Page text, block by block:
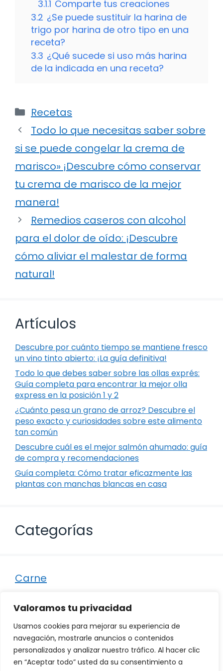
Valoramos tu privacidad
Usamos cookies para mejorar su experiencia de
navegación, mostrarle anuncios o contenidos
personalizados y analizar nuestro tráfico. Al hacer clic
en “Aceptar todo” usted da su consentimiento a
3.1.1 Comparte tus creaciones
3.2 ¿Se puede sustituir la harina de
trigo por harina de otro tipo en una
receta?
3.3 ¿Qué sucede si uso más harina
de la indicada en una receta?
Categorías
Recetas
Todo lo que necesitas saber sobre
si se puede congelar la crema de
marisco» ¡Descubre cómo conservar
tu crema de marisco de la mejor
manera!
Remedios caseros con alcohol
para el dolor de oído: ¡Descubre
cómo aliviar el malestar de forma
natural!
Artículos
Descubre por cuánto tiempo se mantiene fresco
un vino tinto abierto: ¡La guía definitiva!
Todo lo que debes saber sobre las ollas exprés:
Guía completa para encontrar la mejor olla
express en la posición 1 y 2
¿Cuánto pesa un grano de arroz? Descubre el
peso exacto y curiosidades sobre este alimento
tan común
Descubre cuál es el mejor salmón ahumado: guía
de compra y recomendaciones
Guía completa: Cómo tratar eficazmente las
plantas con manchas blancas en casa
Categorías
Carne
Otro
Pescado